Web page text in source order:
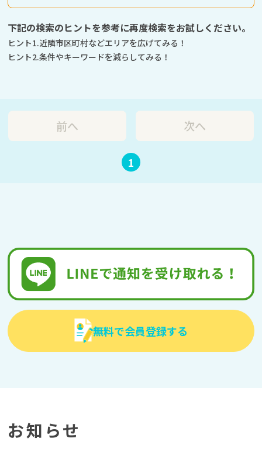
下記の検索のヒントを参考に再度検索をお試しください。
ヒント1.近隣市区町村などエリアを広げてみる！
ヒント2.条件やキーワードを減らしてみる！
前へ
1
次へ
無料で会員登録する
お知らせ